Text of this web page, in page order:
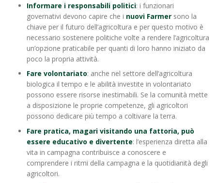
Informare i responsabili politici: i funzionari
governativi devono capire che i nuovi Farmer sono la
chiave per il futuro dell’agricoltura e per questo motivo è
necessario sostenere politiche volte a rendere l’agricoltura
un’opzione praticabile per quanti di loro hanno iniziato da
poco la propria attività.
Fare volontariato: anche nel settore dell’agricoltura
biologica il tempo e le abilità investite in volontariato
possono essere risorse inestimabili. Se la comunità mette
a disposizione le proprie competenze, gli agricoltori
possono dedicare più tempo a coltivare la terra.
Fare pratica, magari visitando una fattoria, può
essere educativo e divertente: l’esperienza diretta alla
vita in campagna contribuisce a conoscere e
comprendere i ritmi della campagna e la quotidianità degli
agricoltori.